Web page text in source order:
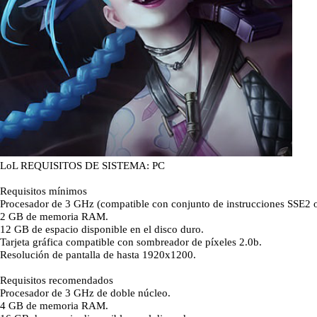
LoL REQUISITOS DE SISTEMA: PC
Requisitos mínimos
Procesador de 3 GHz (compatible con conjunto de instrucciones SSE2
2 GB de memoria RAM.
12 GB de espacio disponible en el disco duro.
Tarjeta gráfica compatible con sombreador de píxeles 2.0b.
Resolución de pantalla de hasta 1920x1200.
Requisitos recomendados
Procesador de 3 GHz de doble núcleo.
4 GB de memoria RAM.